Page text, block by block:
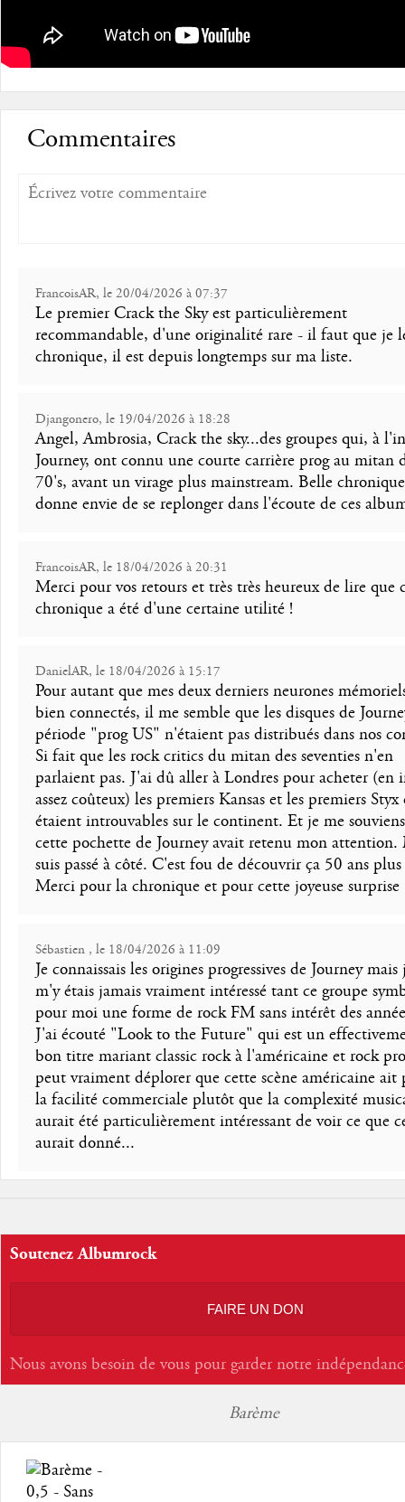
Commentaires
FrancoisAR, le 20/04/2026 à 07:37
Le premier Crack the Sky est particulièrement
recommandable, d'une originalité rare - il faut que je
chronique, il est depuis longtemps sur ma liste.
Djangonero, le 19/04/2026 à 18:28
Angel, Ambrosia, Crack the sky...des groupes qui, à
Journey, ont connu une courte carrière prog au mitan
70's, avant un virage plus mainstream. Belle
donne envie de se replonger dans l'écoute de ces
FrancoisAR, le 18/04/2026 à 20:31
Merci pour vos retours et très très heureux de lire que
chronique a été d'une certaine utilité !
DanielAR, le 18/04/2026 à 15:17
Pour autant que mes deux derniers neurones
bien connectés, il me semble que les disques de
période "prog US" n'étaient pas distribués dans nos
Si fait que les rock critics du mitan des seventies n'en
parlaient pas. J'ai dû aller à Londres pour acheter (en
assez coûteux) les premiers Kansas et les premiers
étaient introuvables sur le continent. Et je me
cette pochette de Journey avait retenu mon attention.
suis passé à côté. C'est fou de découvrir ça 50 ans
Merci pour la chronique et pour cette joyeuse surprise
Sébastien , le 18/04/2026 à 11:09
Je connaissais les origines progressives de Journey mais
m'y étais jamais vraiment intéressé tant ce groupe
pour moi une forme de rock FM sans intérêt des
J'ai écouté "Look to the Future" qui est un
bon titre mariant classic rock à l'américaine et rock
peut vraiment déplorer que cette scène américaine ait
la facilité commerciale plutôt que la complexité
aurait été particulièrement intéressant de voir ce que
aurait donné...
Soutenez Albumrock
FAIRE UN DON
Nous avons besoin de vous pour garder notre
Barème